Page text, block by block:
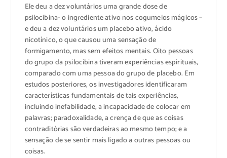
Ele deu a dez voluntários uma grande dose de
psilocibina- o ingrediente ativo nos cogumelos mágicos –
e deu a dez voluntários um placebo ativo, ácido
nicotínico, o que causou uma sensação de
formigamento, mas sem efeitos mentais. Oito pessoas
do grupo da psilocibina tiveram experiências espirituais,
comparado com uma pessoa do grupo de placebo. Em
estudos posteriores, os investigadores identificaram
características fundamentais de tais experiências,
incluindo inefabilidade, a incapacidade de colocar em
palavras; paradoxalidade, a crença de que as coisas
contraditórias são verdadeiras ao mesmo tempo; e a
sensação de se sentir mais ligado a outras pessoas ou
coisas.